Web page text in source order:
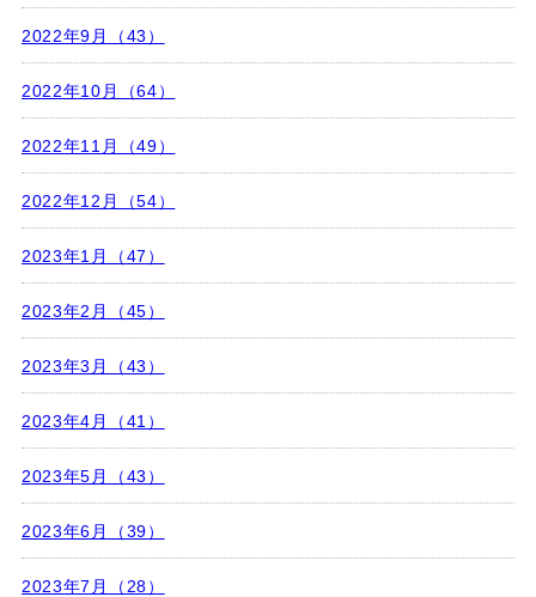
2022年9月（43）
2022年10月（64）
2022年11月（49）
2022年12月（54）
2023年1月（47）
2023年2月（45）
2023年3月（43）
2023年4月（41）
2023年5月（43）
2023年6月（39）
2023年7月（28）